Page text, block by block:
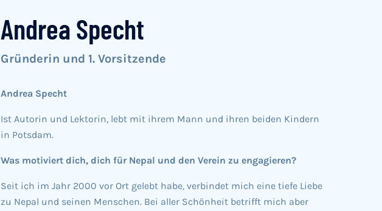
Andrea Specht
Gründerin und 1. Vorsitzende
Andrea Specht
Ist Autorin und Lektorin, lebt mit ihrem Mann und ihren beiden Kindern
in Potsdam.
Was motiviert dich, dich für Nepal und den Verein zu engagieren?
Seit ich im Jahr 2000 vor Ort gelebt habe, verbindet mich eine tiefe Liebe
zu Nepal und seinen Menschen. Bei aller Schönheit betrifft mich aber